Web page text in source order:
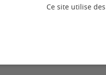
Ce site utilise